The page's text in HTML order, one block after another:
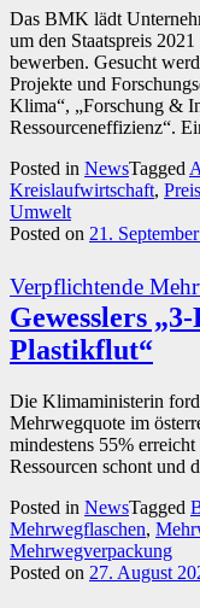
Das BMK lädt
um den Staatspreis
bewerben. Gesucht
Projekte und
Klima“, „Forschung &
Ressourceneffizienz“.
Posted in NewsTagged
Kreislaufwirtschaft, Preis
Umwelt
Posted on 21.
Verpflichtende
Gewesslers
Plastikflut“
Die Klimaministerin
Mehrwegquote im
mindestens 55%
Ressourcen schont und
Posted in NewsTagged
Mehrwegflaschen,
Mehrwegverpackung
Posted on 27. August